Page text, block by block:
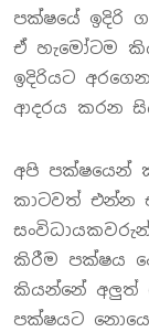
පක්ෂයේ ඉදිරි
ඒ හැමෝටම
ඉදිරියට
ආදරය කරන
අපි පක්ෂයෙන්
කාටවත් එන්න
කිරීම පක්ෂය
කියන්නේ අලුත්
පක්ෂයට